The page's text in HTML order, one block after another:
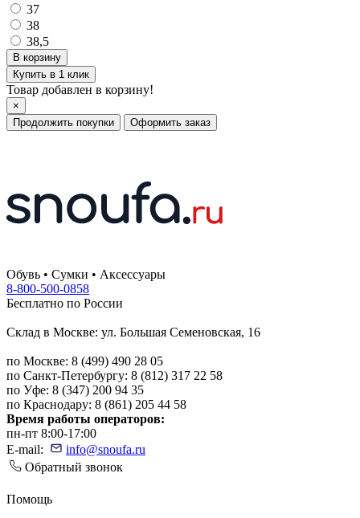
37
38
38,5
Купить в 1 клик
Товар добавлен в корзину!
×
Продолжить покупки
Оформить заказ
Обувь • Сумки • Аксессуары
8-800-500-0858
Бесплатно по России
Склад в Москве: ул. Большая Семеновская, 16
по Москве: 8 (499) 490 28 05
по Санкт-Петербургу: 8 (812) 317 22 58
по Уфе: 8 (347) 200 94 35
по Краснодару: 8 (861) 205 44 58
Время работы операторов:
пн-пт 8:00-17:00
E-mail:
info@snoufa.ru
Обратный звонок
Помощь